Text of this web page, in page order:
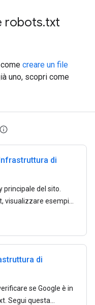
robots.txt
creare un file
uno, scopri come
di
principale del sito.
visualizzare esempi
di
se Google è in
Segui questa